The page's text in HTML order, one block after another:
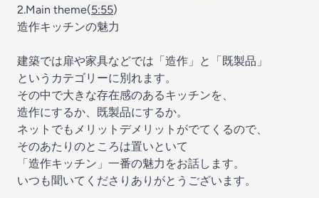
2.Main theme(5:55)
造作キッチンの魅力
建築では扉や家具などでは「造作」と「既製品」
というカテゴリーに別れます。
その中で大きな存在感のあるキッチンを、
造作にするか、既製品にするか。
ネットでもメリットデメリットがでてくるので、
そのあたりのところは置いといて
「造作キッチン」一番の魅力をお話します。
いつも聞いてくださりありがとうございます。